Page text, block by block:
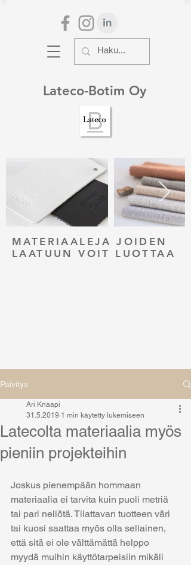
Lateco-Botim Oy
MATERIAALEJA JOIDEN
LAATUUN VOIT LUOTTAA
Päivitys
Latecolta materiaalia myös
pieniin projekteihin
Ari Knaapi
31.5.2019 1 min käytetty lukemiseen
Joskus pienempään hommaan
materiaalia ei tarvita kuin puoli metriä
tai pari neliötä. Tilattavan tuotteen väri
tai kuosi saattaa myös olla sellainen,
että sitä ei ole välttämättä helppo
myydä muihin käyttötarpeisiin mikäli